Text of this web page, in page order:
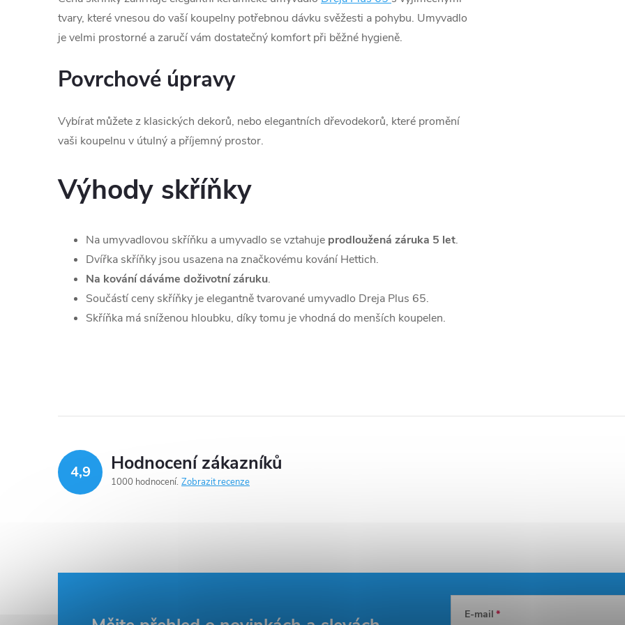
tvary, které vnesou do vaší koupelny potřebnou dávku svěžesti a pohybu. Umyvadlo
je velmi prostorné a zaručí vám dostatečný komfort při běžné hygieně.
Povrchové úpravy
Vybírat můžete z klasických dekorů, nebo elegantních dřevodekorů, které promění
vaši koupelnu v útulný a příjemný prostor.
Výhody skříňky
Na umyvadlovou skříňku a umyvadlo se vztahuje prodloužená záruka 5 let.
Dvířka skříňky jsou usazena na značkovému kování Hettich.
Na kování dáváme doživotní záruku.
Součástí ceny skříňky je elegantně tvarované umyvadlo Dreja Plus 65.
Skříňka má sníženou hloubku, díky tomu je vhodná do menších koupelen.
4,9 Hodnocení zákazníků
1000 hodnocení Zobrazit recenze
E-mail